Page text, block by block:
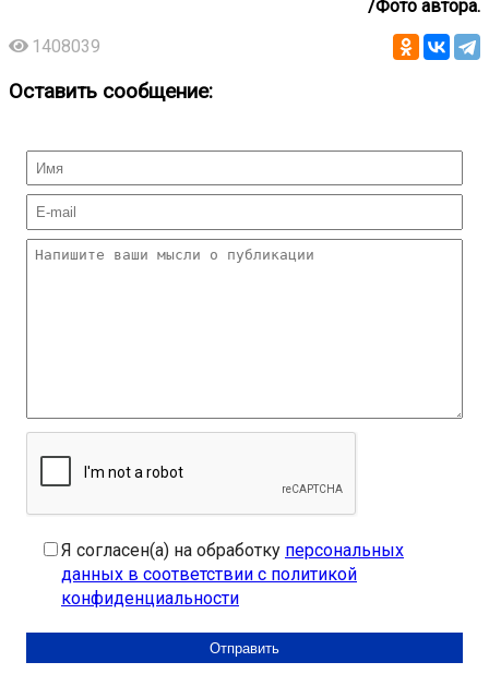
/Фото автора.
1408039
Оставить сообщение:
Я согласен(а) на обработку персональных
данных в соответствии с политикой
конфиденциальности